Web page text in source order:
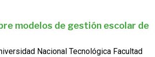
modelos de gestión escolar de
Nacional Tecnológica Facultad